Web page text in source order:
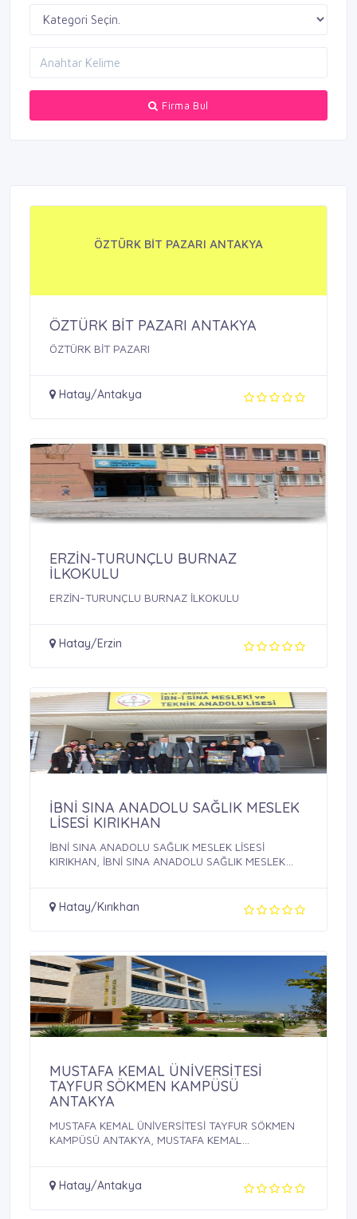
Firma Bul
ÖZTÜRK BİT PAZARI ANTAKYA
ÖZTÜRK BİT PAZARI ANTAKYA
ÖZTÜRK BİT PAZARI
Hatay/Antakya
ERZİN-TURUNÇLU BURNAZ
İLKOKULU
ERZİN-TURUNÇLU BURNAZ İLKOKULU
Hatay/Erzin
İBNİ SINA ANADOLU SAĞLIK MESLEK
LİSESİ KIRIKHAN
İBNİ SINA ANADOLU SAĞLIK MESLEK LİSESİ
KIRIKHAN, İBNİ SINA ANADOLU SAĞLIK MESLEK
Hatay/Kırıkhan
MUSTAFA KEMAL ÜNİVERSİTESİ
TAYFUR SÖKMEN KAMPÜSÜ
ANTAKYA
MUSTAFA KEMAL ÜNİVERSİTESİ TAYFUR SÖKMEN
KAMPÜSÜ ANTAKYA, MUSTAFA KEMAL
Hatay/Antakya